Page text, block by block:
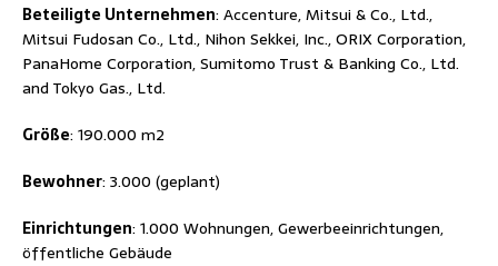
Beteiligte Unternehmen: Accenture, Mitsui & Co., Ltd.,
Mitsui Fudosan Co., Ltd., Nihon Sekkei, Inc., ORIX Corporation,
PanaHome Corporation, Sumitomo Trust & Banking Co., Ltd.
and Tokyo Gas., Ltd.
Größe: 190.000 m2
Bewohner: 3.000 (geplant)
Einrichtungen: 1.000 Wohnungen, Gewerbeeinrichtungen,
öffentliche Gebäude